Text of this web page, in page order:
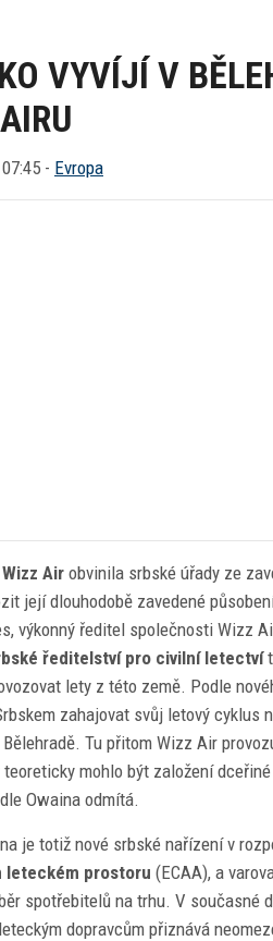
VYVÍJÍ V
- Evropa
Wizz Air obvinila srbské úřady ze
její dlouhodobě zavedené
výkonný ředitel společnosti Wizz
ředitelství pro civilní letectví
lety z této země. Podle
zahajovat svůj letový cyklus
Tu přitom Wizz Air
teoreticky mohlo být založení
Owaina odmítá.
je totiž nové srbské nařízení v
leteckém prostoru (ECAA), a
spotřebitelů na trhu. V současné
dopravcům přiznává